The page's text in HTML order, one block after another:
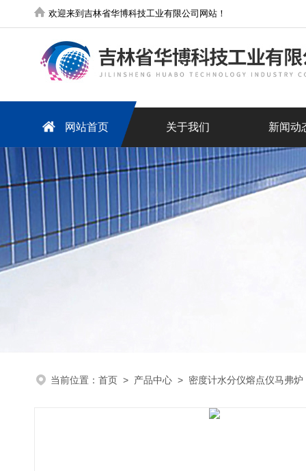
欢迎来到吉林省华博科技工业有限公司网站！
网站首页 关于我们 新闻动
当前位置： 首页 > 产品中心 > 密度计水分仪熔点仪马弗炉